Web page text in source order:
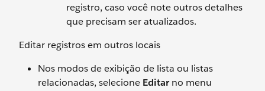
registro, caso você note outros detalhes
que precisam ser atualizados.
Editar registros em outros locais
Nos modos de exibição de lista ou listas
relacionadas, selecione Editarno menu